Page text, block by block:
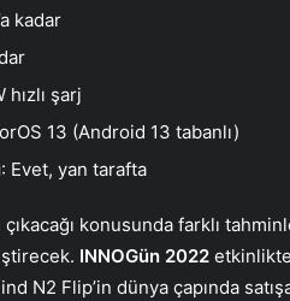
kadar
şarj
13 (Android 13 tabanlı)
: Evet, yan tarafta
çıkacağı konusunda farklı
INNOGün 2022
N2 Flip’in dünya çapında